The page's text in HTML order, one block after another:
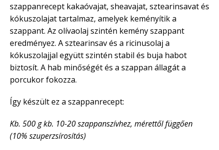
szappanrecept kakaóvajat, sheavajat, sztearinsavat és
kókuszolajat tartalmaz, amelyek keményítik a
szappant. Az olívaolaj szintén kemény szappant
eredményez. A sztearinsav és a ricinusolaj a
kókuszolajjal együtt szintén stabil és buja habot
biztosít. A hab minőségét és a szappan állagát a
porcukor fokozza.
Így készült ez a szappanrecept:
Kb. 500 g kb. 10-20 szappanszívhez, mérettől függően
(10% szuperzsírosítás)